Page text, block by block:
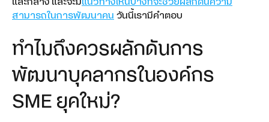
Workspace for Education
True Gigatex Fiber
สามารถในการพัฒนาคน วันนี้เรามีคำตอบ
ทำไมถึงควรผลักดันการ
พัฒนาบุคลากรในองค์กร
SME ยุคใหม่?